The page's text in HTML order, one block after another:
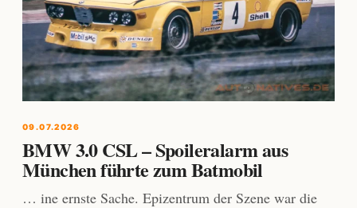
09.07.2026
BMW 3.0 CSL – Spoileralarm aus
München führte zum Batmobil
… ine ernste Sache. Epizentrum der Szene war die